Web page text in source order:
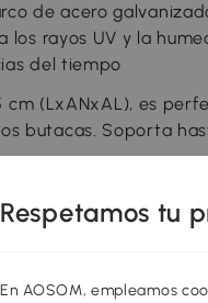
de acero
los rayos UV y la
del tiempo
cm (LxANxAL), es
butacas. Soporta
Respetamos tu
En AOSOM, empleamos